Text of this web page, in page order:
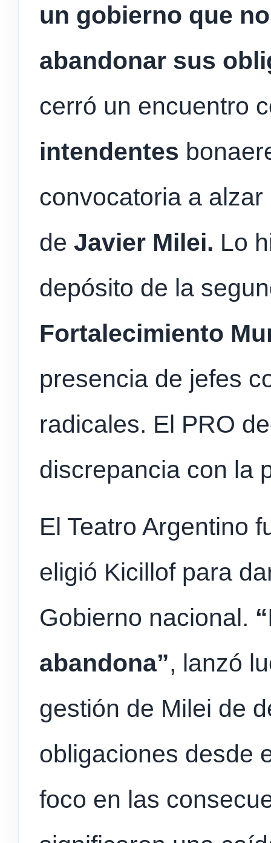
un gobierno que
abandonar sus
cerró un encuentro
intendentes
convocatoria a
de Javier Milei. Lo
depósito de la
Fortalecimiento
presencia de jefes
radicales. El PRO
discrepancia con la
El Teatro Argentino
eligió Kicillof para
Gobierno nacional.
abandona”, lanzó
gestión de Milei de
obligaciones desde
foco en las